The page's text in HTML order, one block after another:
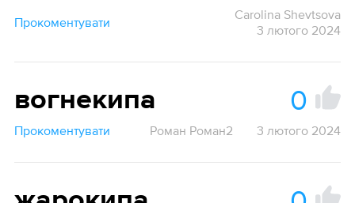
Прокоментувати
Carolina Shevtsova
3 лютого 2024
вогнекипа 0
Прокоментувати Роман Роман2 3 лютого 2024